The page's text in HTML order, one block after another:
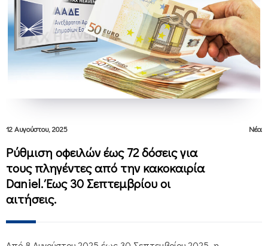
12 Αυγούστου, 2025 Νέα
Ρύθμιση οφειλών έως 72 δόσεις για
τους πληγέντες από την κακοκαιρία
Daniel. Έως 30 Σεπτεμβρίου οι
αιτήσεις.